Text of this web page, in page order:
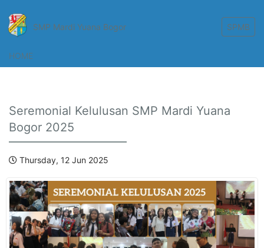
SMP Mardi Yuana Bogor SPMB
HOME
Seremonial Kelulusan SMP Mardi Yuana
Bogor 2025
Thursday, 12 Jun 2025